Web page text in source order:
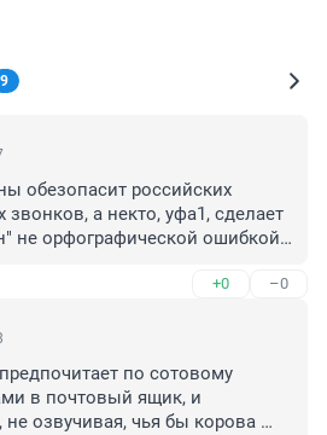
9
обезопасит российских
а некто, уфа1, сделает
не орфографической ошибкой,
+0 –0
по сотовому
в почтовый ящик, и
не озвучивая, чья бы корова